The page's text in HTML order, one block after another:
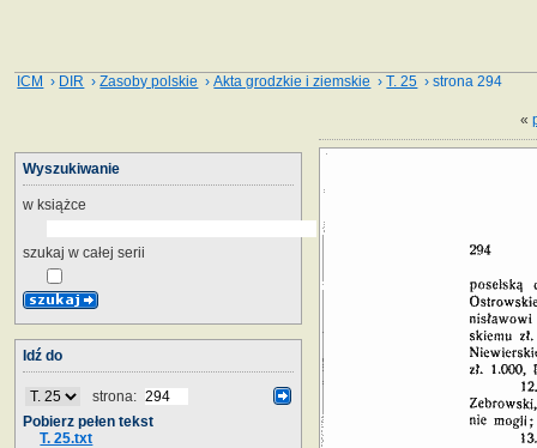
ICM › DIR ›Zasoby polskie ›Akta grodzkie i ziemskie ›T. 25 › strona 294
«
Wyszukiwanie
w książce
szukaj w całej serii
Idź do
strona:
Pobierz pełen tekst
T. 25.txt